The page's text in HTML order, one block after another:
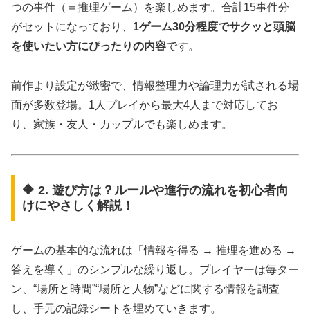
つの事件（＝推理ゲーム）を楽しめます。合計15事件分
がセットになっており、 1ゲーム30分程度でサクッと頭脳
を使いたい方にぴったりの内容です。
前作より設定が緻密で、情報整理力や論理力が試される場
面が多数登場。1人プレイから最大4人まで対応してお
り、家族・友人・カップルでも楽しめます。
🔶 2. 遊び方は？ルールや進行の流れを初心者向
けにやさしく解説！
ゲームの基本的な流れは「情報を得る → 推理を進める →
答えを導く」のシンプルな繰り返し。プレイヤーは毎ター
ン、“場所と時間”“場所と人物”などに関する情報を調査
し、手元の記録シートを埋めていきます。